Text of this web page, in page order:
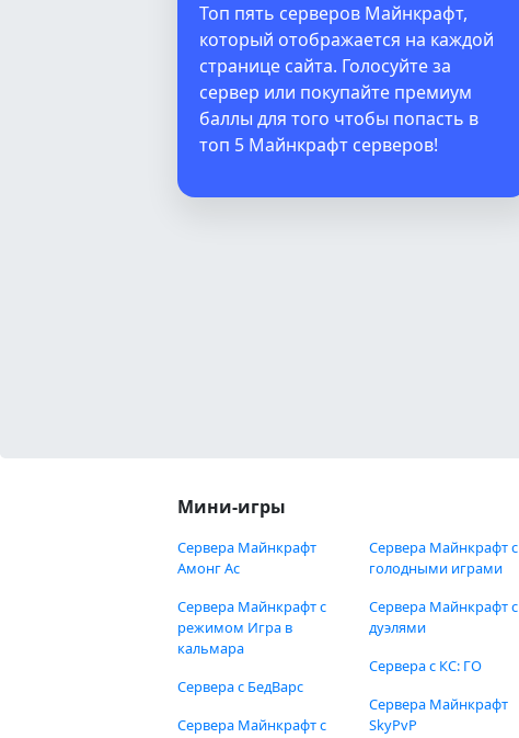
Топ пять серверов Майнкрафт,
который отображается на каждой
странице сайта. Голосуйте за
сервер или покупайте премиум
баллы для того чтобы попасть в
топ 5 Майнкрафт серверов!
Мини-игры
Сервера Майнкрафт
Амонг Ас
Сервера Майнкрафт с
режимом Игра в
кальмара
Сервера с БедВарс
Сервера Майнкрафт с
Сервера Майнкрафт с
голодными играми
Сервера Майнкрафт с
дуэлями
Сервера с КС: ГО
Сервера Майнкрафт
SkyPvP